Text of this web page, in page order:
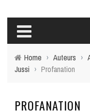
Home › Auteurs ›
Jussi › Profanation
PROFANATION